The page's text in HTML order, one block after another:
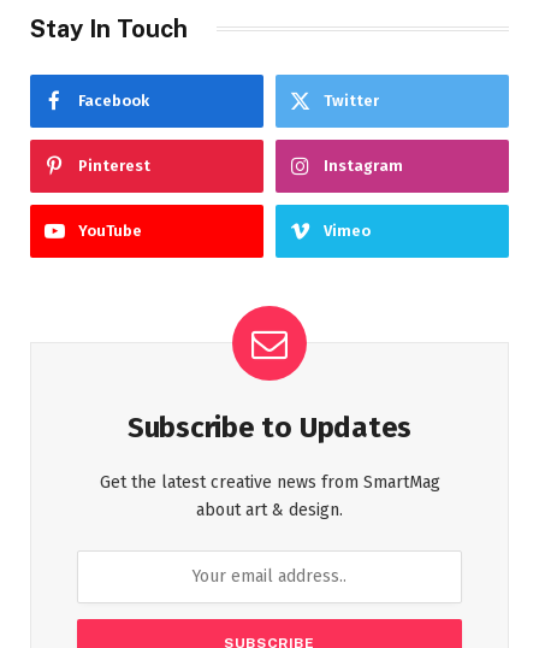
Stay In Touch
Facebook Twitter
Pinterest Instagram
YouTube Vimeo
Subscribe to Updates
Get the latest creative news from SmartMag
about art & design.